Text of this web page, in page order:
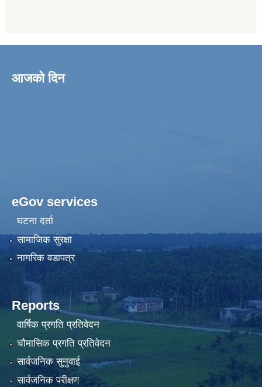
आजको दिन
eGov services
घटना दर्ता
सामाजिक सुरक्षा
नागरिक वडापत्र
Reports
वार्षिक प्रगति प्रतिवेदन
चौमासिक प्रगति प्रतिवेदन
सार्वजनिक सुनुवाई
सार्वजनिक परीक्षण